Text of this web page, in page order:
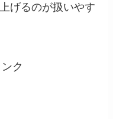
げるのが扱いやす
ク